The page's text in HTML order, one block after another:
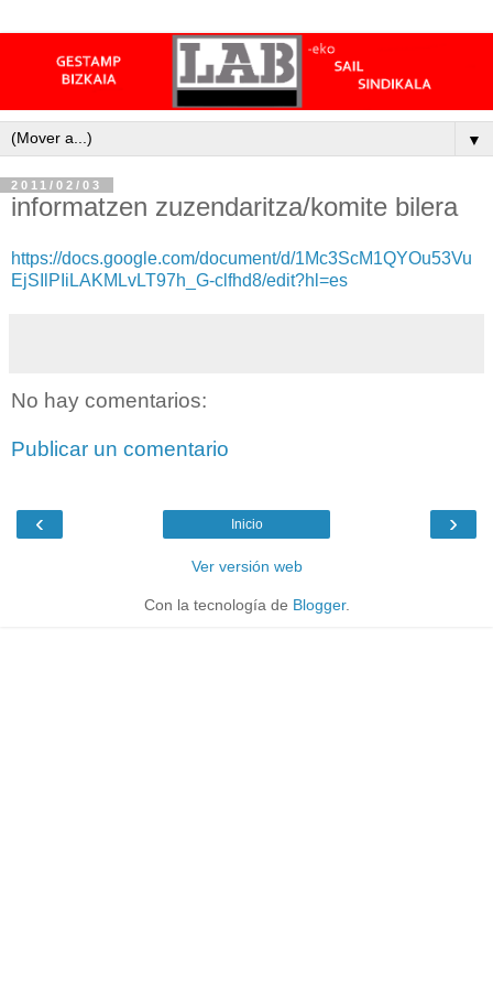
▼
2011/02/03
informatzen zuzendaritza/komite bilera
https://docs.google.com/document/d/1Mc3ScM1QYOu53Vu
EjSIlPIiLAKMLvLT97h_G-clfhd8/edit?hl=es
No hay comentarios:
Publicar un comentario
‹ ›
Inicio
Ver versión web
Con la tecnología de Blogger.